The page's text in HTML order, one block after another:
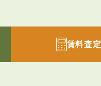
賃料査定